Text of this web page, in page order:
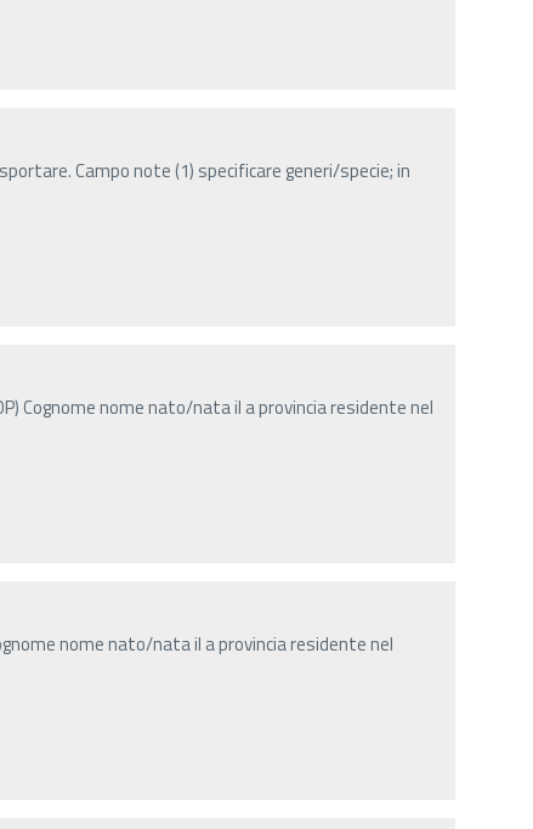
Campo note (1) specificare generi/specie; in
Cognome nome nato/nata il a provincia residente nel
nome nato/nata il a provincia residente nel